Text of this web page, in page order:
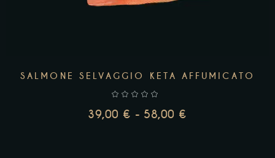
SALMONE SELVAGGIO KETA AFFUMICATO
39,00 € - 58,00 €